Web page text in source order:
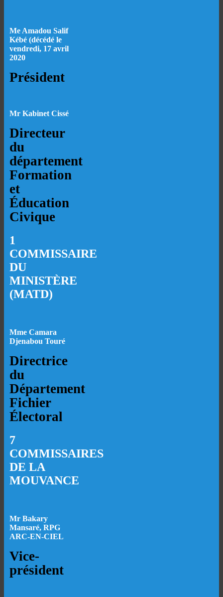
Me Amadou Salif
Kébé (décédé le
vendredi, 17 avril
2020
Président
Mr Kabinet Cissé
Directeur
du
département
Formation
et
Éducation
Civique
1
COMMISSAIRE
DU
MINISTÈRE
(MATD)
Mme Camara
Djenabou Touré
Directrice
du
Département
Fichier
Électoral
7
COMMISSAIRES
DE LA
MOUVANCE
Mr Bakary
Mansaré, RPG
ARC-EN-CIEL
Vice-
président